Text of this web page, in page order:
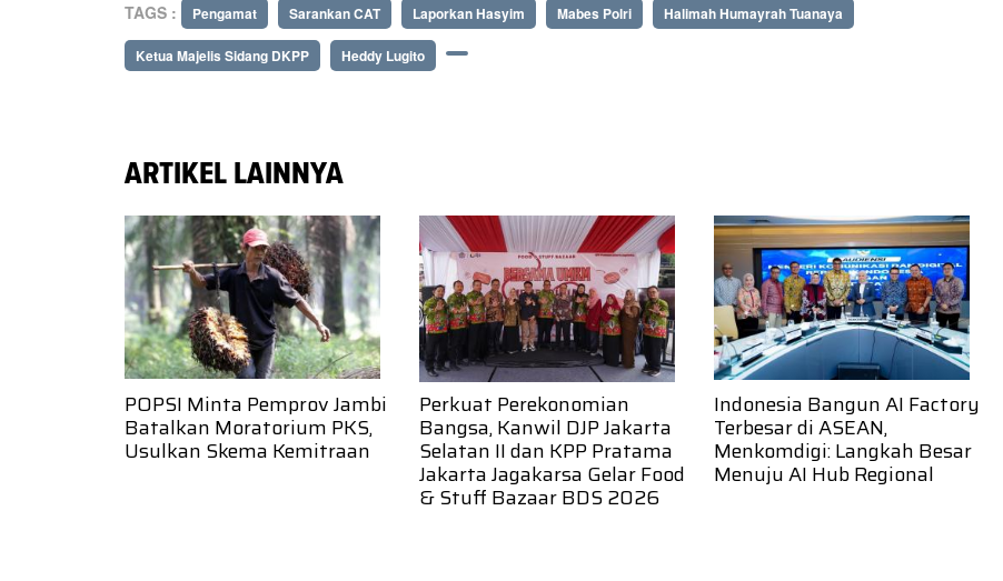
TAGS : Pengamat Sarankan CAT Laporkan Hasyim Mabes Polri Halimah Humayrah Tuanaya
Ketua Majelis Sidang DKPP Heddy Lugito
ARTIKEL LAINNYA
POPSI Minta Pemprov Jambi
Batalkan Moratorium PKS,
Usulkan Skema Kemitraan
Perkuat Perekonomian
Bangsa, Kanwil DJP Jakarta
Selatan II dan KPP Pratama
Jakarta Jagakarsa Gelar Food
& Stuff Bazaar BDS 2026
Indonesia Bangun AI Factory
Terbesar di ASEAN,
Menkomdigi: Langkah Besar
Menuju AI Hub Regional